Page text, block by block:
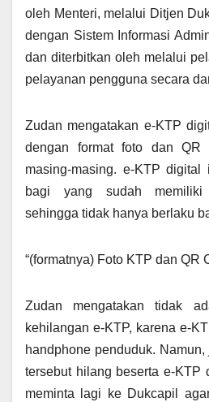
oleh Menteri, melalui Ditjen
dengan Sistem Informasi
dan diterbitkan oleh melalui
pelayanan pengguna secara
Zudan mengatakan e-KTP
dengan format foto dan QR
masing-masing. e-KTP
bagi yang sudah memiliki
sehingga tidak hanya berlaku
“(formatnya) Foto KTP dan QR
Zudan mengatakan tidak
kehilangan e-KTP, karena e-
handphone penduduk.
tersebut hilang beserta e-KTP
meminta lagi ke Dukcapil